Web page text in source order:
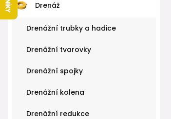
Drenáž
Drenážní trubky a hadice
Drenážní tvarovky
Drenážní spojky
Drenážní kolena
Drenážní redukce